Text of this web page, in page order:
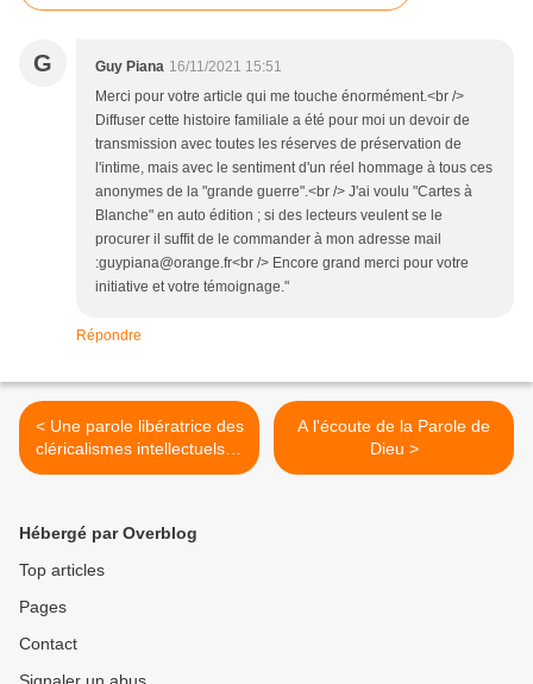
G Guy Piana 16/11/2021 15:51
Merci pour votre article qui me touche énormément.<br />
Diffuser cette histoire familiale a été pour moi un devoir de
transmission avec toutes les réserves de préservation de
l'intime, mais avec le sentiment d'un réel hommage à tous ces
anonymes de la "grande guerre".<br /> J'ai voulu "Cartes à
Blanche" en auto édition ; si des lecteurs veulent se le
procurer il suffit de le commander à mon adresse mail
:guypiana@orange.fr<br /> Encore grand merci pour votre
initiative et votre témoignage."
Répondre
< Une parole libératrice des
cléricalismes intellectuels et
institutionnels
A l'écoute de la Parole de
Dieu >
Hébergé par Overblog
Top articles
Pages
Contact
Signaler un abus